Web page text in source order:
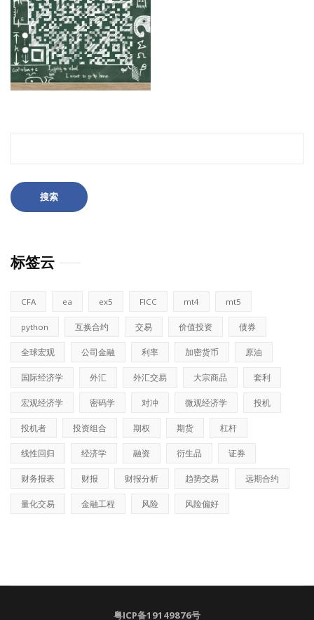
标签云
CFA ea ex5 FICC mt4 mt5
python 互换合约 交易 价值投资 债券
全球宏观 公司金融 利率 加密货币 原油
国际经济学 外汇 外汇交易 大宗商品 套利
宏观经济学 密码学 对冲 微观经济学 投机
投机者 投资组合 期权 期货 杠杆
线性回归 经济学 融资 衍生品 证券
财务报表 财报 财报分析 趋势交易 远期合约
量化交易 金融工程 风险 风险偏好
粤ICP备19149876号